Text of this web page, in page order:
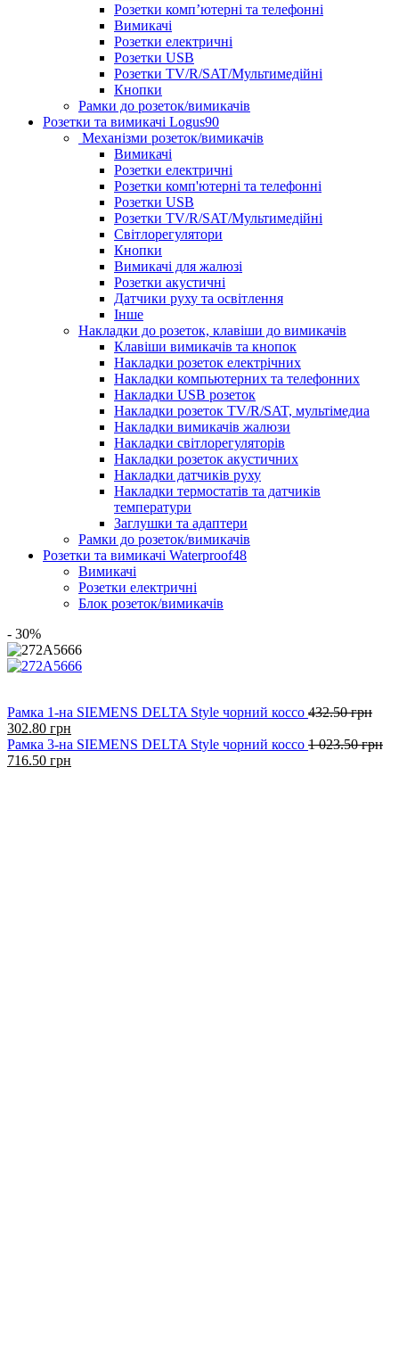
Розетки комп’ютерні та телефонні
Вимикачі
Розетки електричні
Розетки USB
Розетки TV/R/SAT/Мультимедійні
Кнопки
Рамки до розеток/вимикачів
Розетки та вимикачі Logus90
Механізми розеток/вимикачів
Вимикачі
Розетки електричні
Розетки комп'ютерні та телефонні
Розетки USB
Розетки TV/R/SAT/Мультимедійні
Світлорегулятори
Кнопки
Вимикачі для жалюзі
Розетки акустичні
Датчики руху та освітлення
Інше
Накладки до розеток, клавіши до вимикачів
Клавіши вимикачів та кнопок
Накладки розеток електрічних
Накладки компьютерних та телефонних
Накладки USB розеток
Накладки розеток TV/R/SAT, мультімедиа
Накладки вимикачів жалюзи
Накладки світлорегуляторів
Накладки розеток акустичних
Накладки датчиків руху
Накладки термостатів та датчиків
температури
Заглушки та адаптери
Рамки до розеток/вимикачів
Розетки та вимикачі Waterproof48
Вимикачі
Розетки електричні
Блок розеток/вимикачів
- 30%
Рамка 1-на SIEMENS DELTA Style чорний коссо 432.50грн
Оригінальна
ціна:
432.50
302.80 грн
ціна:
Рамка 3-на SIEMENS DELTA Style чорний коссо 1 023.50грн
Оригінальна
716.50 грн